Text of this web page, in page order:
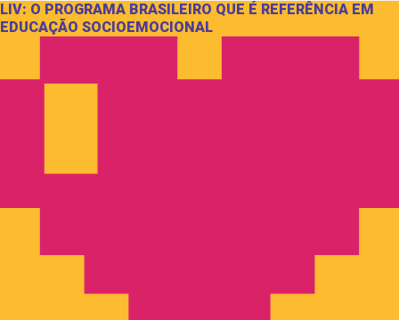
LIV: O PROGRAMA BRASILEIRO QUE É REFERÊNCIA EM
EDUCAÇÃO SOCIOEMOCIONAL